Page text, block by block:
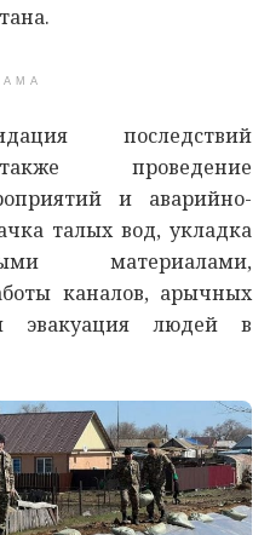
последствий
проведение
и аварийно-
талых вод, укладка
материалами,
каналов, арычных
эвакуация людей в